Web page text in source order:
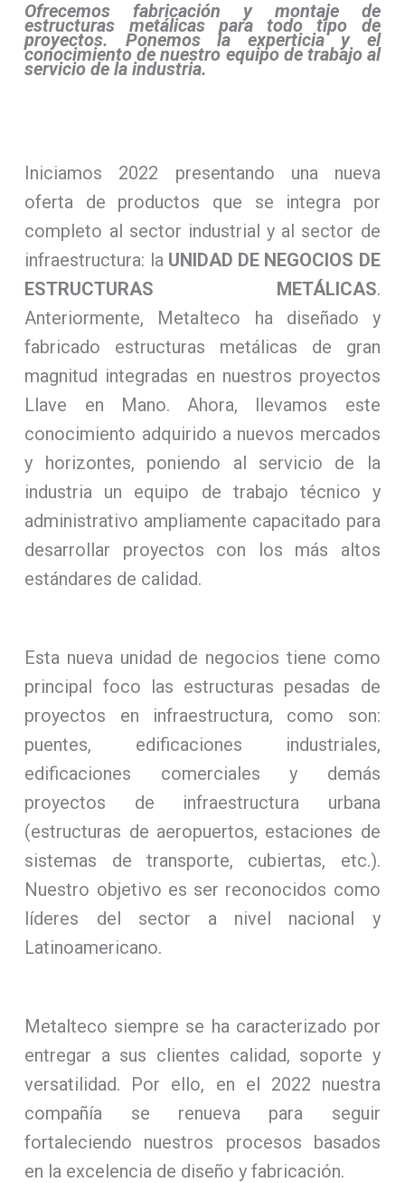
Ofrecemos fabricación y montaje de
estructuras metálicas para todo tipo de
proyectos. Ponemos la experticia y el
conocimiento de nuestro equipo de trabajo al
servicio de la industria.
Iniciamos 2022 presentando una nueva
oferta de productos que se integra por
completo al sector industrial y al sector de
infraestructura: la UNIDAD DE NEGOCIOS DE
ESTRUCTURAS METÁLICAS.
Anteriormente, Metalteco ha diseñado y
fabricado estructuras metálicas de gran
magnitud integradas en nuestros proyectos
Llave en Mano. Ahora, llevamos este
conocimiento adquirido a nuevos mercados
y horizontes, poniendo al servicio de la
industria un equipo de trabajo técnico y
administrativo ampliamente capacitado para
desarrollar proyectos con los más altos
estándares de calidad.
Esta nueva unidad de negocios tiene como
principal foco las estructuras pesadas de
proyectos en infraestructura, como son:
puentes, edificaciones industriales,
edificaciones comerciales y demás
proyectos de infraestructura urbana
(estructuras de aeropuertos, estaciones de
sistemas de transporte, cubiertas, etc.).
Nuestro objetivo es ser reconocidos como
líderes del sector a nivel nacional y
Latinoamericano.
Metalteco siempre se ha caracterizado por
entregar a sus clientes calidad, soporte y
versatilidad. Por ello, en el 2022 nuestra
compañía se renueva para seguir
fortaleciendo nuestros procesos basados
en la excelencia de diseño y fabricación.